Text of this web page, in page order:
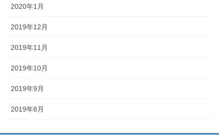
2020年1月
2019年12月
2019年11月
2019年10月
2019年9月
2019年8月